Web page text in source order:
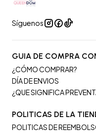
Síguenos
GUIA DE COMPRA
¿CÓMO COMPRAR?
DÍA DE ENVIOS
¿QUE SIGNIFICA
POLITICAS DE LA
POLITICAS DE